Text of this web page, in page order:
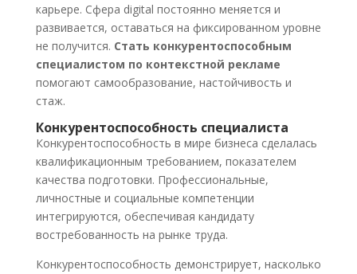
карьере. Сфера digital постоянно меняется и
развивается, оставаться на фиксированном уровне
не получится. Стать конкурентоспособным
специалистом по контекстной рекламе
помогают самообразование, настойчивость и
стаж.
Конкурентоспособность специалиста
Конкурентоспособность в мире бизнеса сделалась
квалификационным требованием, показателем
качества подготовки. Профессиональные,
личностные и социальные компетенции
интегрируются, обеспечивая кандидату
востребованность на рынке труда.
Конкурентоспособность демонстрирует, насколько